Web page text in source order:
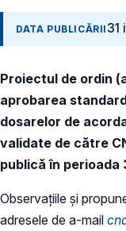
DATA PUBLICĂRII 31
Proiectul de ordin
aprobarea
dosarelor de
validate de către
publică în perioada
Observațiile și
adresele de a-mail